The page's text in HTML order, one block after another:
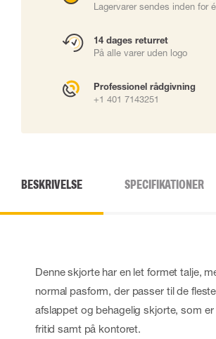
Lagervarer sendes inden for
14 dages returret
På alle varer uden logo
Professionel rådgivning
+1 401 7143251
BESKRIVELSE SPECIFIKATIONER
Denne skjorte har en let formet talje,
normal pasform, der passer til de
afslappet og behagelig skjorte, som er
fritid samt på kontoret.